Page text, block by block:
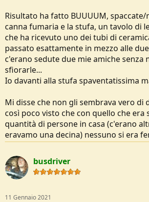
Risultato ha fatto BUUUUM, spaccate/
canna fumaria e la stufa, un tavolo di
che ha ricevuto uno dei tubi di
passato esattamente in mezzo alle
c'erano sedute due mie amiche senza
sfiorarle...
Io davanti alla stufa spaventatissima
Mi disse che non gli sembrava vero di
così poco visto che con quello che era
quantità di persone in casa (c'erano
eravamo una decina) nessuno si era
busdriver
11 Gennaio 2021